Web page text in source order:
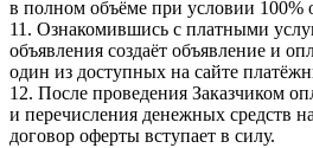
в полном объёме при условии 100%
11. Ознакомившись с платными
объявления создаёт объявление и
один из доступных на сайте
12. После проведения Заказчиком
и перечисления денежных средств
договор оферты вступает в силу.